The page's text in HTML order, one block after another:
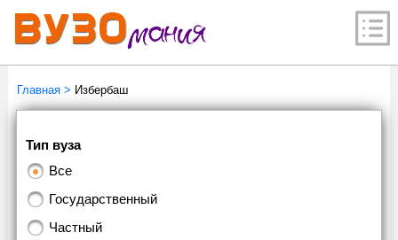
Главная> Избербаш
Тип вуза
Все
Государственный
Частный